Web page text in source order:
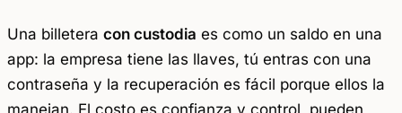
Una billetera con custodia es como un saldo en una
app: la empresa tiene las llaves, tú entras con una
contraseña y la recuperación es fácil porque ellos la